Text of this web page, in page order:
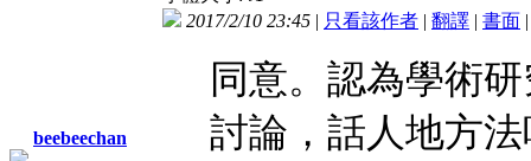
beebeechan
2017/2/10 23:45 | 只看該作者 | 翻譯 | 書面
同意。認為學術
討論，話人地方